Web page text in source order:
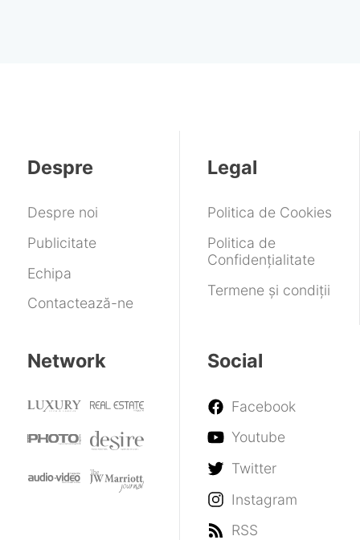
Despre
Despre noi
Publicitate
Echipa
Contactează-ne
Legal
Politica de Cookies
Politica de
Confidențialitate
Termene și condiții
Network Social
Facebook
Youtube
Twitter
Instagram
RSS